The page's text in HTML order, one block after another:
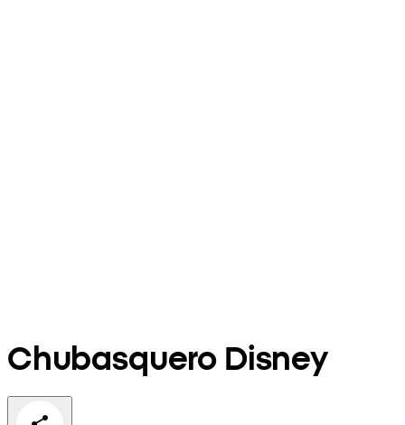
Chubasquero Disney